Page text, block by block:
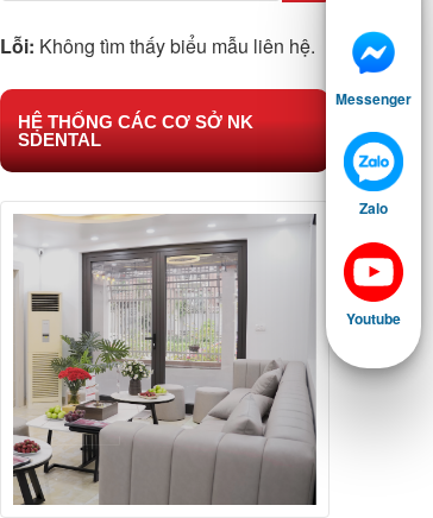
Lỗi: Không tìm thấy biểu mẫu liên hệ.
HỆ THỐNG CÁC CƠ SỞ NK
SDENTAL
Messenger
Zalo
Youtube